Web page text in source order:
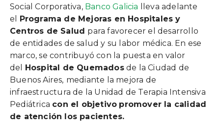
Social Corporativa, Banco Galicia lleva adelante
el
Programa de Mejoras en Hospitales y
Centros de Salud para favorecer el desarrollo
de entidades de salud y su labor médica. En ese
marco, se contribuyó con la puesta en valor
del
Hospital de Quemadosde la Ciudad de
Buenos Aires, mediante la mejora de
infraestructura de la Unidad de Terapia Intensiva
Pediátrica con el objetivo promover la calidad
de atención los pacientes.